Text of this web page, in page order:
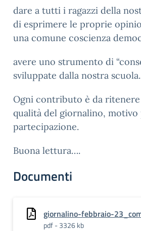
dare a tutti i ragazzi della
di esprimere le proprie
una comune coscienza
avere uno strumento di
sviluppate dalla nostra scuola.
Ogni contributo è da
qualità del giornalino,
partecipazione.
Buona lettura….
Documenti
giornalino-febbraio-
pdf - 3326 kb